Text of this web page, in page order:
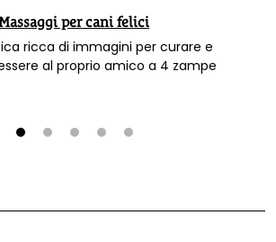
per cani felici
ricca di immagini per curare e
offrire benessere al proprio amico a 4 zampe